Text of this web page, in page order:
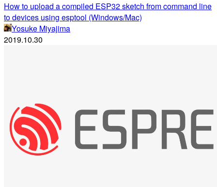
How to upload a compiled ESP32 sketch from command line
to devices using esptool (Windows/Mac)
Yosuke Miyajima
2019.10.30